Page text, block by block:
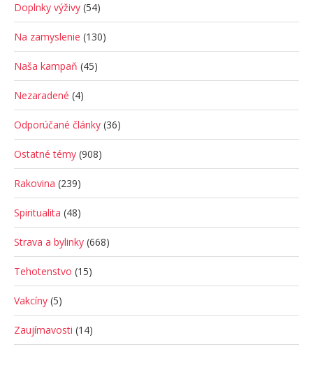
Doplnky výživy (54)
Na zamyslenie (130)
Naša kampaň (45)
Nezaradené (4)
Odporúčané články (36)
Ostatné témy (908)
Rakovina (239)
Spiritualita (48)
Strava a bylinky (668)
Tehotenstvo (15)
Vakcíny (5)
Zaujímavosti (14)